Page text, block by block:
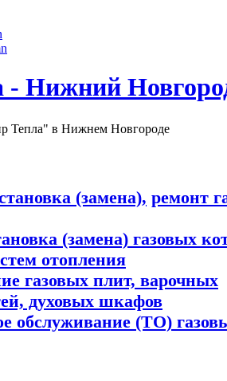
Нижний
Тепла" в Нижнем Новгороде
(замена), ремонт
(замена) газовых
отопления
газовых плит, варочных
духовых шкафов
обслуживание (ТО)